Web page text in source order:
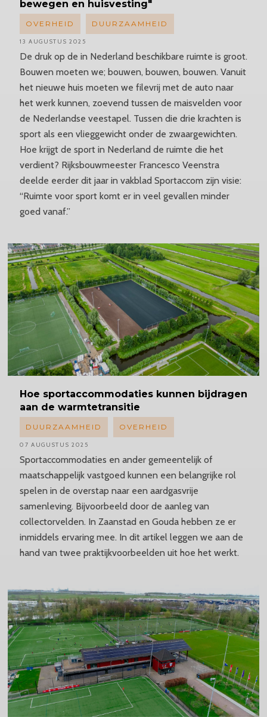
bewegen en huisvesting"
De druk op de in Nederland beschikbare ruimte is groot.
Bouwen moeten we; bouwen, bouwen, bouwen. Vanuit
het nieuwe huis moeten we filevrij met de auto naar
het werk kunnen, zoevend tussen de maisvelden voor
de Nederlandse veestapel. Tussen die drie krachten is
sport als een vlieggewicht onder de zwaargewichten.
Hoe krijgt de sport in Nederland de ruimte die het
verdient? Rijksbouwmeester Francesco Veenstra
deelde eerder dit jaar in vakblad Sportaccom zijn visie:
“Ruimte voor sport komt er in veel gevallen minder
goed vanaf.”
OVERHEID DUURZAAMHEID
13 AUGUSTUS 2025
Hoe sportaccommodaties kunnen bijdragen
aan de warmtetransitie
Sportaccommodaties en ander gemeentelijk of
maatschappelijk vastgoed kunnen een belangrijke rol
spelen in de overstap naar een aardgasvrije
samenleving. Bijvoorbeeld door de aanleg van
collectorvelden. In Zaanstad en Gouda hebben ze er
inmiddels ervaring mee. In dit artikel leggen we aan de
hand van twee praktijkvoorbeelden uit hoe het werkt.
DUURZAAMHEID OVERHEID
07 AUGUSTUS 2025